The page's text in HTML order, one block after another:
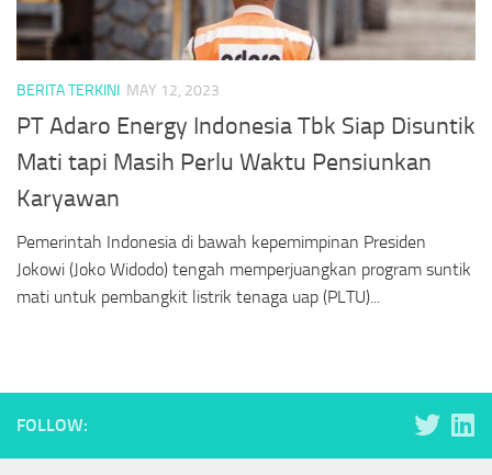
BERITA TERKINI MAY 12, 2023
PT Adaro Energy Indonesia Tbk Siap Disuntik
Mati tapi Masih Perlu Waktu Pensiunkan
Karyawan
Pemerintah Indonesia di bawah kepemimpinan Presiden
Jokowi (Joko Widodo) tengah memperjuangkan program suntik
mati untuk pembangkit listrik tenaga uap (PLTU)...
FOLLOW: